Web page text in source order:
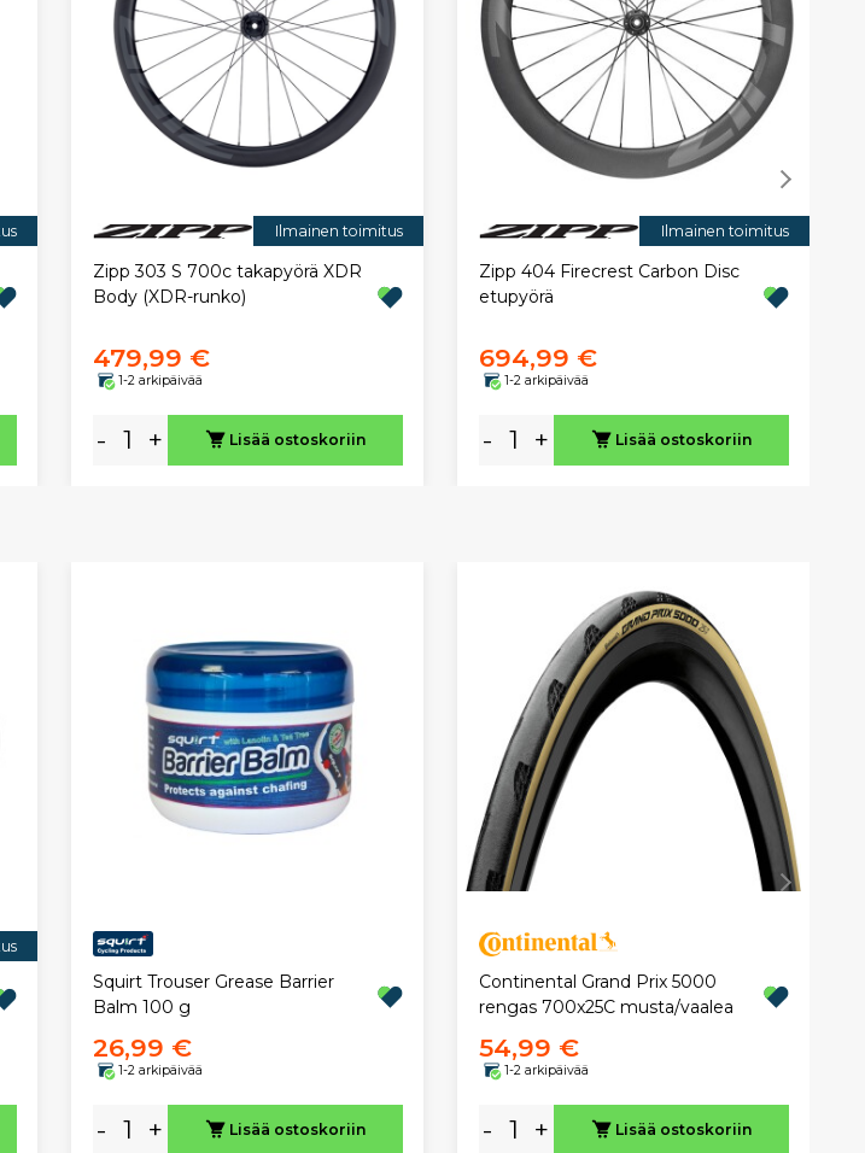
Ilmainen toimitus
Zipp 303 S 700c takapyörä XDR
Body (XDR-runko)
479,99 €
1-2 arkipäivää
- + Lisää ostoskoriin
Ilmainen toimitus
Zipp 404 Firecrest Carbon Disc
etupyörä
694,99 €
1-2 arkipäivää
- + Lisää ostoskoriin
Squirt Trouser Grease Barrier
Balm 100 g
26,99 €
1-2 arkipäivää
- + Lisää ostoskoriin
Continental Grand Prix 5000
rengas 700x25C musta/vaalea
54,99 €
1-2 arkipäivää
- + Lisää ostoskoriin